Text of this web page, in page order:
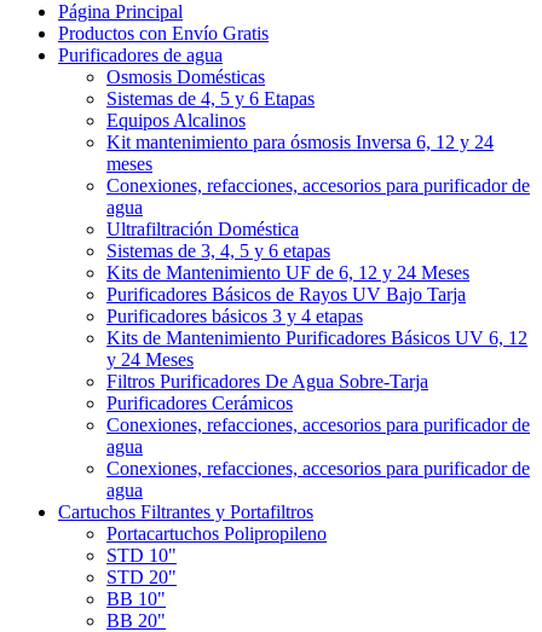
Página Principal
Productos con Envío Gratis
Purificadores de agua
Osmosis Domésticas
Sistemas de 4, 5 y 6 Etapas
Equipos Alcalinos
Kit mantenimiento para ósmosis Inversa 6, 12 y 24
meses
Conexiones, refacciones, accesorios para purificador de
agua
Ultrafiltración Doméstica
Sistemas de 3, 4, 5 y 6 etapas
Kits de Mantenimiento UF de 6, 12 y 24 Meses
Purificadores Básicos de Rayos UV Bajo Tarja
Purificadores básicos 3 y 4 etapas
Kits de Mantenimiento Purificadores Básicos UV 6, 12
y 24 Meses
Filtros Purificadores De Agua Sobre-Tarja
Purificadores Cerámicos
Conexiones, refacciones, accesorios para purificador de
agua
Conexiones, refacciones, accesorios para purificador de
agua
Cartuchos Filtrantes y Portafiltros
Portacartuchos Polipropileno
STD 10"
STD 20"
BB 10"
BB 20"